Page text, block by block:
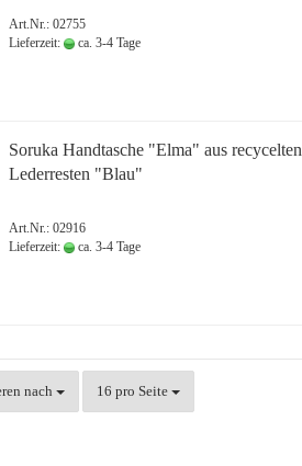
Art.Nr.: 02755
Lieferzeit:
ca. 3-4 Tage
Soruka Handtasche "Elma" aus recycelten
Lederresten "Blau"
Art.Nr.: 02916
Lieferzeit:
ca. 3-4 Tage
nach
nach 16 pro Seite
pro Seite